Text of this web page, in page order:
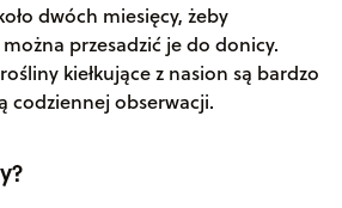
dwóch miesięcy, żeby
przesadzić je do donicy.
kiełkujące z nasion są bardzo
codziennej obserwacji.